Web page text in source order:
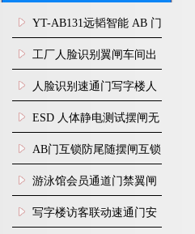
YT-AB131远韬智能 AB 门
闸机双通道互锁防尾随闸
机
工厂人脸识别翼闸车间出
入口人行通道门禁
人脸识别速通门写字楼人
行通道闸门禁设备
ESD 人体静电测试摆闸无
尘车间防静电闸机
AB门互锁防尾随摆闸互锁
闸机
游泳馆会员通道门禁翼闸
写字楼访客联动速通门安